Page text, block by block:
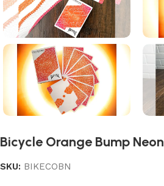
Bicycle Orange Bump Neon
SKU: BIKECOBN